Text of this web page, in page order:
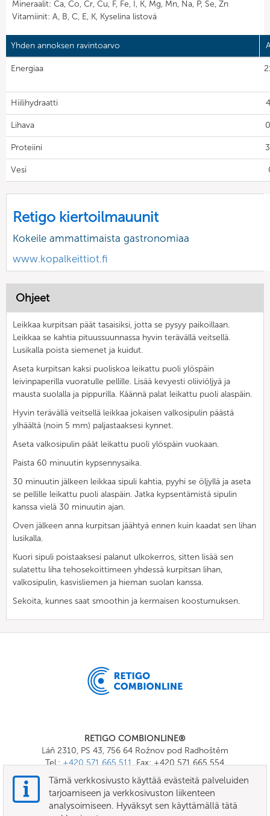
Mineraalit: Ca, Co, Cr, Cu, F, Fe, I, K, Mg, Mn, Na, P, Se, Zn
Vitamiinit: A, B, C, E, K, Kyselina listová
Yhden annoksen ravintoarvo
Energiaa
Hiilihydraatti
Lihava
Proteiini
Vesi
Retigo kiertoilmauunit
Kokeile ammattimaista gastronomiaa
www.kopalkeittiot.fi
Ohjeet
Leikkaa kurpitsan päät tasaisiksi, jotta se pysyy paikoillaan.
Leikkaa se kahtia pituussuunnassa hyvin terävällä veitsellä.
Lusikalla poista siemenet ja kuidut.
Aseta kurpitsan kaksi puoliskoa leikattu puoli ylöspäin
leivinpaperilla vuoratulle pellille. Lisää kevyesti oliiviöljyä ja
mausta suolalla ja pippurilla. Käännä palat leikattu puoli alaspäin.
Hyvin terävällä veitsellä leikkaa jokaisen valkosipulin päästä
ylhäältä (noin 5 mm) paljastaaksesi kynnet.
Aseta valkosipulin päät leikattu puoli ylöspäin vuokaan.
Paista 60 minuutin kypsennysaika.
30 minuutin jälkeen leikkaa sipuli kahtia, pyyhi se öljyllä ja aseta
se pellille leikattu puoli alaspäin. Jatka kypsentämistä sipulin
kanssa vielä 30 minuutin ajan.
Oven jälkeen anna kurpitsan jäähtyä ennen kuin kaadat sen lihan
lusikalla.
Kuori sipuli poistaaksesi palanut ulkokerros, sitten lisää sen
sulatettu liha tehosekoittimeen yhdessä kurpitsan lihan,
valkosipulin, kasvisliemen ja hieman suolan kanssa.
Sekoita, kunnes saat smoothin ja kermaisen koostumuksen.
RETIGO COMBIONLINE®
Láň 2310, PS 43, 756 64 Rožnov pod Radhoštěm
Tel.:+420 571 665 511, Fax: +420 571 665 554
E-mail:
info@combionline.com
Tämä verkkosivusto käyttää evästeitä palveluiden
tarjoamiseen ja verkkosivuston liikenteen
analysoimiseen. Hyväksyt sen käyttämällä tätä